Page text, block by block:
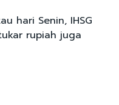
hari Senin, IHSG
rupiah juga